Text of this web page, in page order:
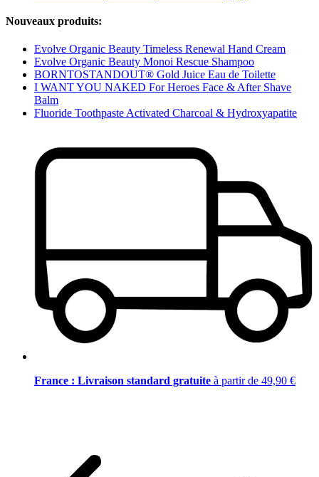
Nouveaux produits:
Evolve Organic Beauty Timeless Renewal Hand Cream
Evolve Organic Beauty Monoi Rescue Shampoo
BORNTOSTANDOUT® Gold Juice Eau de Toilette
I WANT YOU NAKED For Heroes Face & After Shave
Balm
Fluoride Toothpaste Activated Charcoal & Hydroxyapatite
France : Livraison standard gratuite à partir de 49,90 €